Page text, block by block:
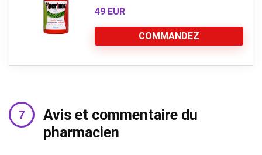
49 EUR
COMMANDEZ
Avis et commentaire du
pharmacien